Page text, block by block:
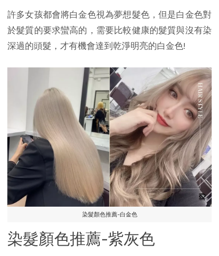
許多女孩都會將白金色視為夢想髮色，但是白金色對
於髮質的要求蠻高的，需要比較健康的髮質與沒有染
深過的頭髮，才有機會達到乾淨明亮的白金色!
染髮顏色推薦-白金色
染髮顏色推薦-紫灰色